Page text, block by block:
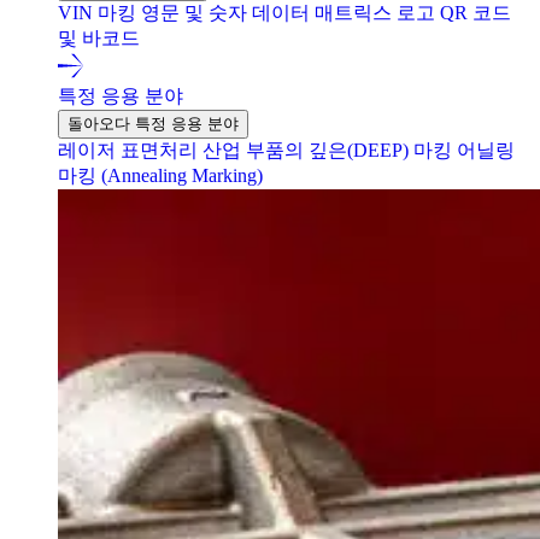
VIN 마킹 영문 및 숫자 데이터 매트릭스 로고 QR 코드
및 바코드
특정 응용 분야
돌아오다 특정 응용 분야
레이저 표면처리 산업 부품의 깊은(DEEP) 마킹 어닐링
마킹 (Annealing Marking)